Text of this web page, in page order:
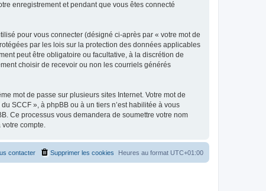
enregistrement et pendant que vous êtes connecté
pour vous connecter (désigné ci-après par « votre mot de
par les lois sur la protection des données applicables
peut être obligatoire ou facultative, à la discrétion de
choisir de recevoir ou non les courriels générés
mot de passe sur plusieurs sites Internet. Votre mot de
SCCF », à phpBB ou à un tiers n’est habilitée à vous
Ce processus vous demandera de soumettre votre nom
compte.
Heures au format UTC+01:00
Supprimer les cookies
contacter